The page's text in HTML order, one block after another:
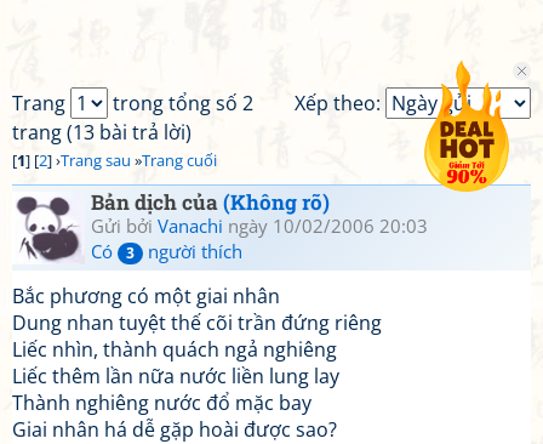
Xếp theo:
Trang
trong tổng số 2
trang (13 bài trả lời)
[1] [2] ›Trang sau »Trang cuối
Bản dịch của(Không rõ)
Gửi bởi Vanachi ngày 10/02/2006 20:03
Có
3 người thích
Bắc phương có một giai nhân
Dung nhan tuyệt thế cõi trần đứng riêng
Liếc nhìn, thành quách ngả nghiêng
Liếc thêm lần nữa nước liền lung lay
Thành nghiêng nước đổ mặc bay
Giai nhân há dễ gặp hoài được sao?